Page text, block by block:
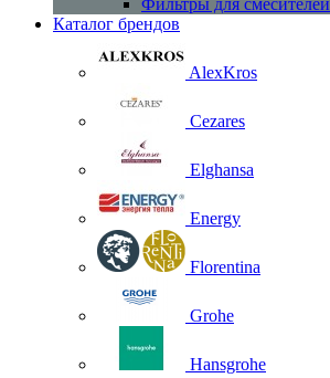
Каталог брендов
AlexKros
Cezares
Elghansa
Energy
Florentina
Grohe
Hansgrohe